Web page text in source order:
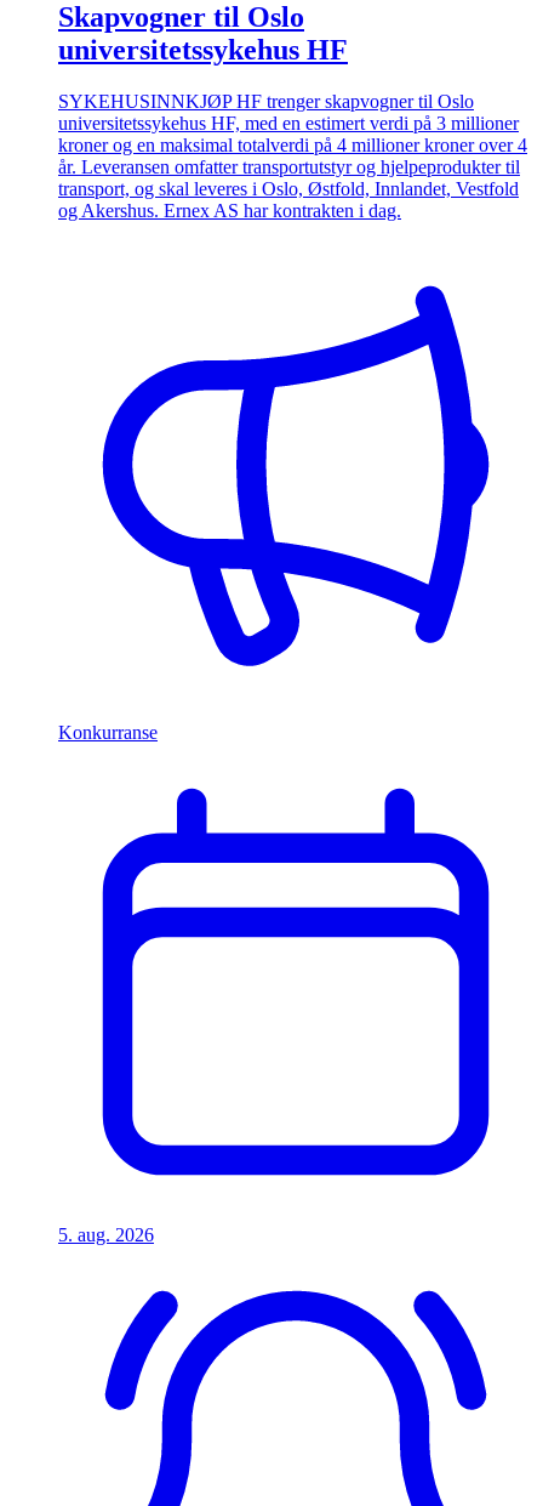
Skapvogner til Oslo
universitetssykehus HF
SYKEHUSINNKJØP HF trenger skapvogner til Oslo
universitetssykehus HF, med en estimert verdi på 3 millioner
kroner og en maksimal totalverdi på 4 millioner kroner over 4
år. Leveransen omfatter transportutstyr og hjelpeprodukter til
transport, og skal leveres i Oslo, Østfold, Innlandet, Vestfold
og Akershus. Ernex AS har kontrakten i dag.
Konkurranse
5. aug. 2026